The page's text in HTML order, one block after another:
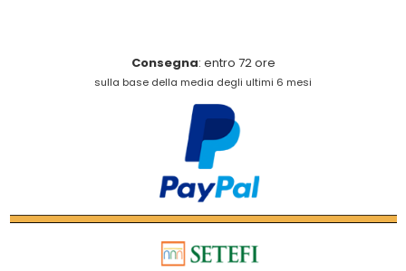
Consegna: entro 72 ore
sulla base della media degli ultimi 6 mesi